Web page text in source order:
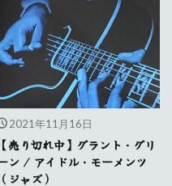
2021年11月16日
【売り切れ中】グラント・グリ
ン / アイドル・モーメンツ
（ジャズ）